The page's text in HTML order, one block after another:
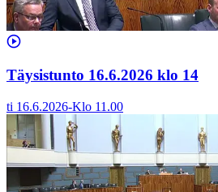
Täysistunto 16.6.2026 klo 14
ti 16.6.2026-Klo 11.00